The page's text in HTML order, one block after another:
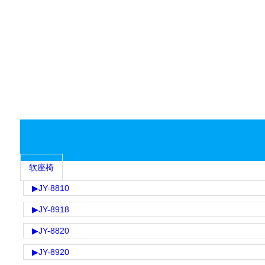
软座椅
▶JY-8810
▶JY-8918
▶JY-8820
▶JY-8920